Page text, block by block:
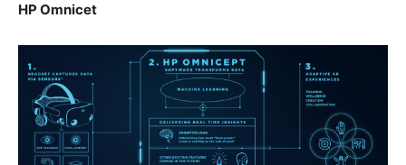
HP Omnicet